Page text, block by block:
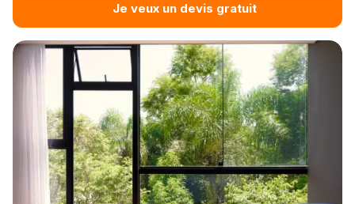
Je veux un devis gratuit